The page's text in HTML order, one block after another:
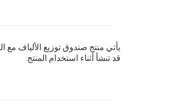
يأتي منتج صندوق توزيع الألياف
قد تنشأ أثناء استخدام المنتج.